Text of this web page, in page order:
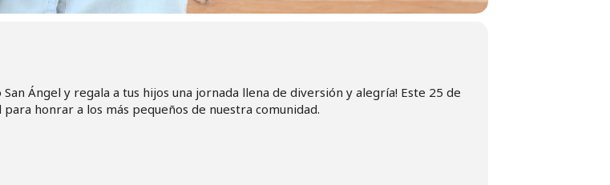
Ángel y regala a tus hijos una jornada llena de diversión y alegría! Este 25 de
honrar a los más pequeños de nuestra comunidad.